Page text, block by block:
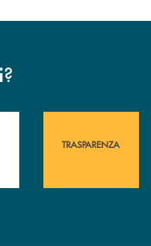
?
filiali&nbsp; di Banca
assistenza immediata?
TRASPARENZA